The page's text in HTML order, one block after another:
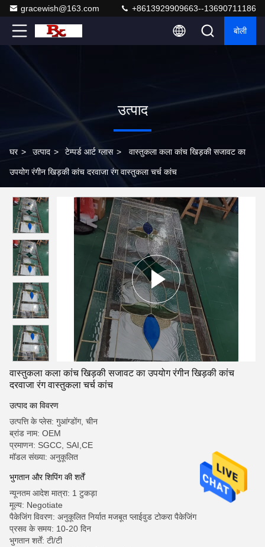
gracewish@163.com +8613929909663--13690711186
बोली
उत्पाद
घर > उत्पाद > टेम्पर्ड आर्ट ग्लास > वास्तुकला कला कांच खिड़की सजावट का
उपयोग रंगीन खिड़की कांच दरवाजा रंग वास्तुकला चर्च कांच
वास्तुकला कला कांच खिड़की सजावट का उपयोग रंगीन खिड़की कांच
दरवाजा रंग वास्तुकला चर्च कांच
उत्पाद का विवरण
उत्पत्ति के प्लेस: गुआंग्डोंग, चीन
ब्रांड नाम: OEM
प्रमाणन: SGCC, SAI,CE
मॉडल संख्या: अनुकूलित
भुगतान और शिपिंग की शर्तें
न्यूनतम आदेश मात्रा: 1 टुकड़ा
मूल्य: Negotiate
पैकेजिंग विवरण: अनुकूलित निर्यात मजबूत प्लाईवुड टोकरा पैकेजिंग
प्रसव के समय: 10-20 दिन
भुगतान शर्तें: टी/टी